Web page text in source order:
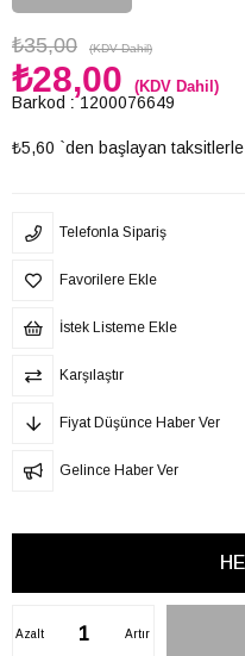
₺35,00 (KDV Dahil)
₺28,00 (KDV Dahil)
Barkod : 1200076649
₺5,60 `den başlayan taksitlerle
Telefonla Sipariş
Favorilere Ekle
İstek Listeme Ekle
Karşılaştır
Fiyat Düşünce Haber Ver
Gelince Haber Ver
Artır
Azalt